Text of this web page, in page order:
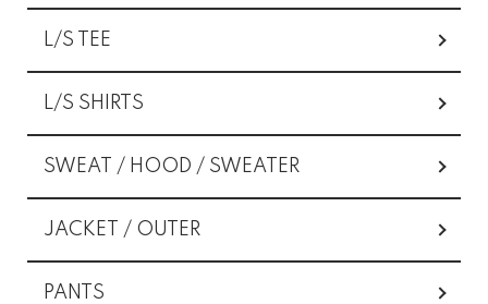
L/S TEE
L/S SHIRTS
SWEAT / HOOD / SWEATER
JACKET / OUTER
PANTS